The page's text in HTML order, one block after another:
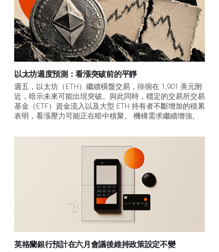
以太坊週度預測：看漲突破前的平靜
週五，以太坊（ETH）繼續橫盤交易，徘徊在 1,901 美元附
近，暗示未來可能出現突破。與此同時，穩定的交易所交易
基金（ETF）資金流入以及大型 ETH 持有者不斷增加的積累
表明，看漲壓力可能正在暗中積聚。 機構需求繼續增強。
英格蘭銀行預計在六月會議後維持政策設定不變